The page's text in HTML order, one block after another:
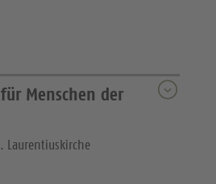
Menschen der
Laurentiuskirche